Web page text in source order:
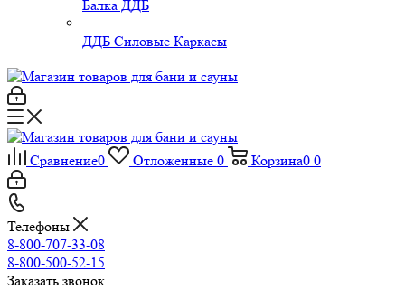
Балка ДДБ
ДДБ Силовые Каркасы
Сравнение0 Отложенные 0 Корзина0 0
Телефоны
8-800-707-33-08
8-800-500-52-15
Заказать звонок